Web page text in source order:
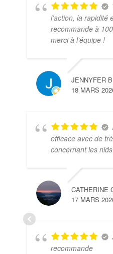
l’action, la rapidité
recommande à
merci à l’équipe !
JENNYFER
18 MARS
efficace avec de
concernant les
CATHERINE
17 MARS
recommande